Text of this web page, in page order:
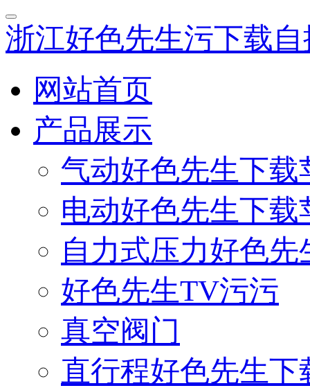
浙江好色先生污下载
网站首页
产品展示
气动好色先生下
电动好色先生下
自力式压力好色
好色先生TV污污
真空阀门
直行程好色先生